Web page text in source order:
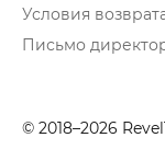
Условия
Письмо
© 2018–2026